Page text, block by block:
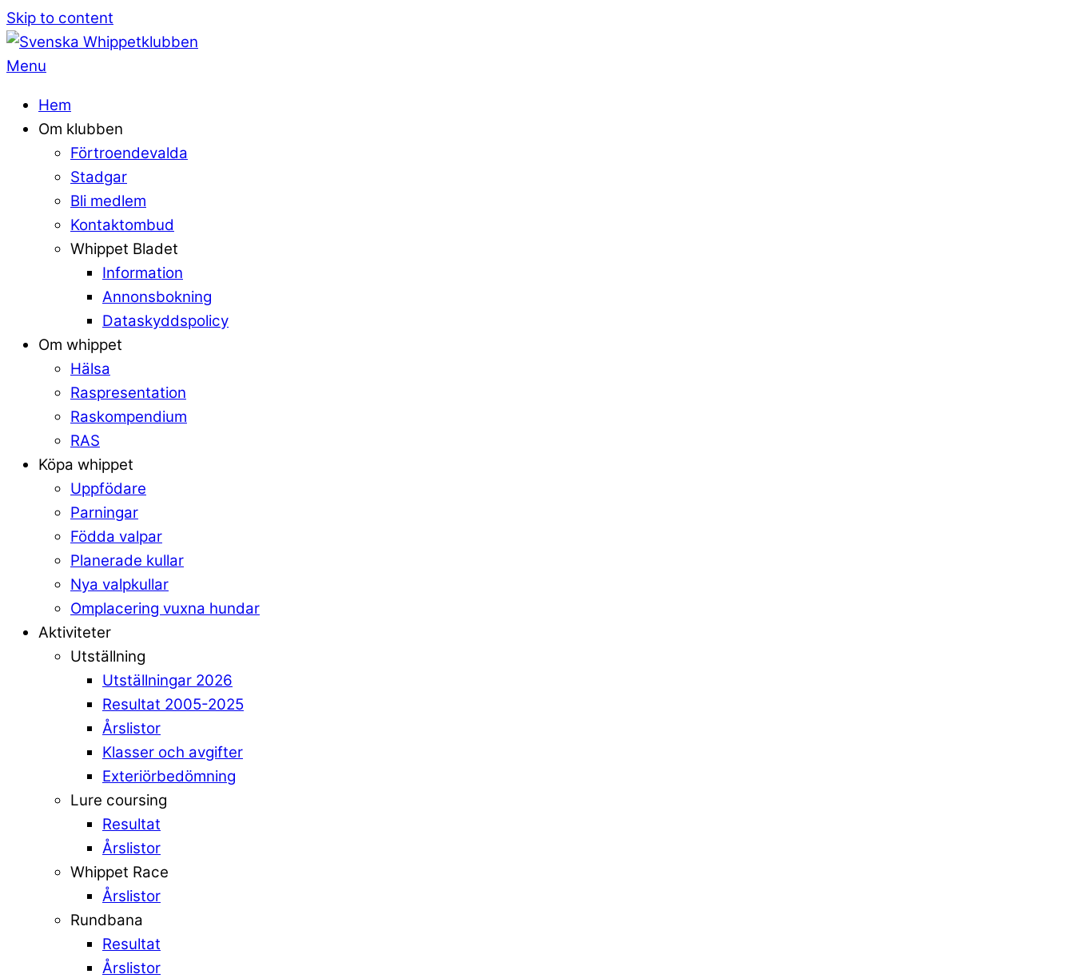
Skip to content
Menu
Hem
Om klubben
Förtroendevalda
Stadgar
Bli medlem
Kontaktombud
Whippet Bladet
Information
Annonsbokning
Dataskyddspolicy
Om whippet
Hälsa
Raspresentation
Raskompendium
RAS
Köpa whippet
Uppfödare
Parningar
Födda valpar
Planerade kullar
Nya valpkullar
Omplacering vuxna hundar
Aktiviteter
Utställning
Utställningar 2026
Resultat 2005-2025
Årslistor
Klasser och avgifter
Exteriörbedömning
Lure coursing
Resultat
Årslistor
Whippet Race
Årslistor
Rundbana
Resultat
Årslistor